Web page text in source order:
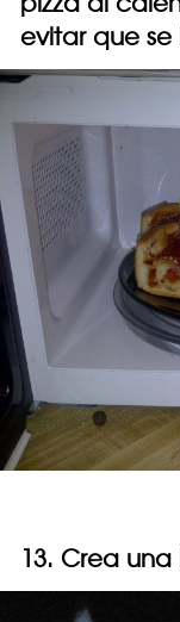
evitar que
13. Crea